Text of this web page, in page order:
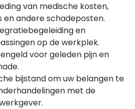
van medische kosten,
en andere schadeposten.
en
op de werkplek.
voor geleden pijn en
bijstand om uw belangen te
met de